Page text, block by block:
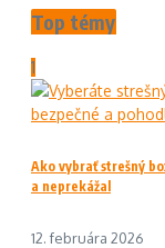
Top témy
1
Ako vybrať strešný
a neprekážal
12. februára 2026